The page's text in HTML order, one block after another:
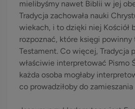
mielibyśmy nawet Biblii w jej
Tradycja zachowała nauki
wiekach, i to dzięki niej Kościół
rozpoznać, które księgi
Testament. Co więcej, Tradycja
właściwie interpretować Pismo
każda osoba mogłaby
co prowadziłoby do zamieszania